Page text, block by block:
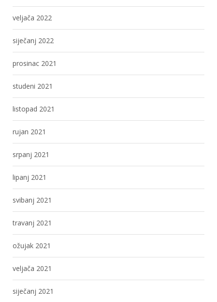
veljača 2022
siječanj 2022
prosinac 2021
studeni 2021
listopad 2021
rujan 2021
srpanj 2021
lipanj 2021
svibanj 2021
travanj 2021
ožujak 2021
veljača 2021
siječanj 2021